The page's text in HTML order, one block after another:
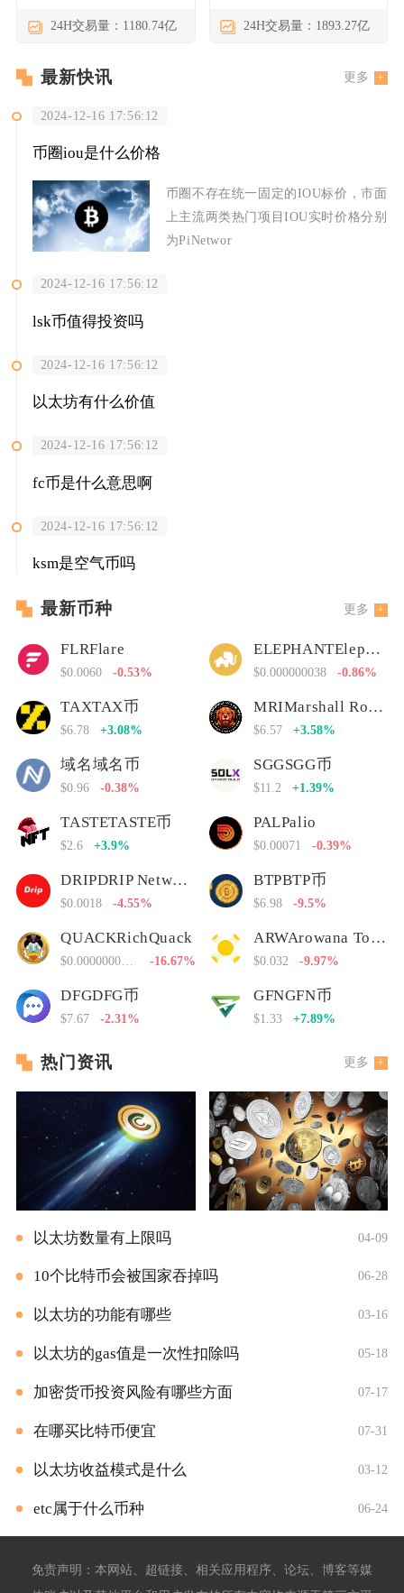
24H交易量：1180.74亿 24H交易量：1893.27亿
最新快讯 更多
2024-12-16 17:56:12
币圈iou是什么价格
币圈不存在统一固定的IOU标价，市面
上主流两类热门项目IOU实时价格分别
为PiNetwor
2024-12-16 17:56:12
lsk币值得投资吗
2024-12-16 17:56:12
以太坊有什么价值
2024-12-16 17:56:12
fc币是什么意思啊
2024-12-16 17:56:12
ksm是空气币吗
最新币种 更多
FLRFlare
$0.0060 -0.53%
ELEPHANTElephant Money
$0.000000038 -0.86%
TAXTAX币
$6.78 +3.08%
MRIMarshall Rogan Inu
$6.57 +3.58%
域名域名币
$0.96 -0.38%
SGGSGG币
$11.2 +1.39%
TASTETASTE币
$2.6 +3.9%
PALPalio
$0.00071 -0.39%
DRIPDRIP Network
$0.0018 -4.55%
BTPBTP币
$6.98 -9.5%
QUACKRichQuack
-16.67%
ARWArowana Token
$0.032 -9.97%
DFGDFG币
$7.67 -2.31%
GFNGFN币
$1.33 +7.89%
热门资讯 更多
以太坊数量有上限吗 04-09
10个比特币会被国家吞掉吗 06-28
以太坊的功能有哪些 03-16
以太坊的gas值是一次性扣除吗 05-18
加密货币投资风险有哪些方面 07-17
在哪买比特币便宜 07-31
以太坊收益模式是什么 03-12
etc属于什么币种 06-24
免责声明：本网站、超链接、相关应用程序、论坛、博客等媒